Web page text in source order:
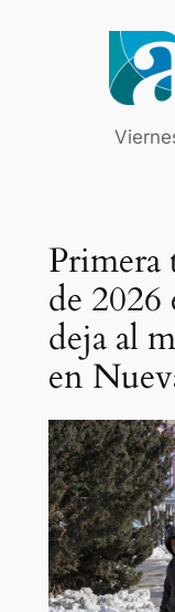
Primera
de 2026
deja al
en